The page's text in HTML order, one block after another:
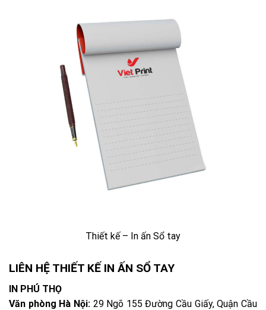
Thiết kế – In ấn Sổ tay
LIÊN HỆ THIẾT KẾ IN ẤN SỔ TAY
IN PHÚ THỌ
Văn phòng Hà Nội: 29 Ngõ 155 Đường Cầu Giấy, Quận Cầu